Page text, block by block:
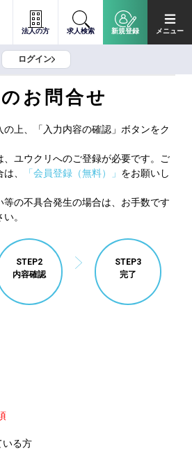
法人の方 求人検索 新規登録 メニュー
ログイン
お問合せ
上、「入力内容の確認」ボタンをク
ユウクリへのご登録が必要です。ご
、
「会員登録（無料）」 をお願いし
等の不具合発生の場合は、お手数です
。
STEP2
内容確認
STEP3
完了
いる方